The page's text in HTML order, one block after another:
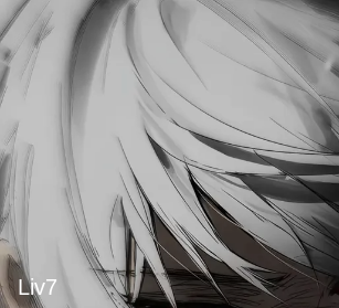
Liv7